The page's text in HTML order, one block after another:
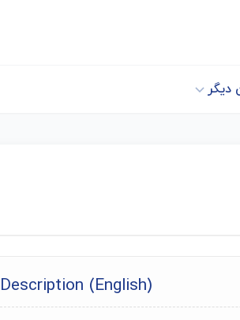
دیگر
Description (English)